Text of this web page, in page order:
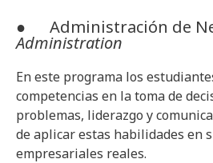
● Administración de
Administration
En este programa los
competencias en la toma de
problemas, liderazgo y
de aplicar estas habilidades en
empresariales reales.